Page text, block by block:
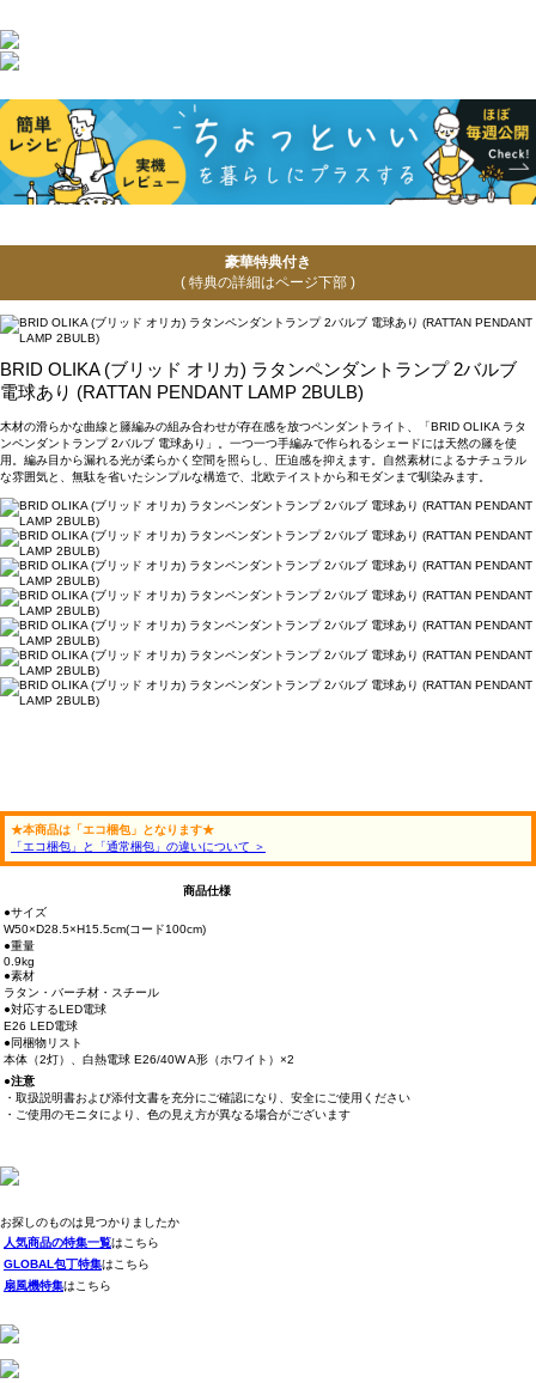
豪華特典付き
( 特典の詳細はページ下部 )
BRID OLIKA (ブリッド オリカ) ラタンペンダントランプ 2バルブ
電球あり (RATTAN PENDANT LAMP 2BULB)
木材の滑らかな曲線と籐編みの組み合わせが存在感を放つペンダントライト、「BRID OLIKA ラタ
ンペンダントランプ 2バルブ 電球あり」。一つ一つ手編みで作られるシェードには天然の籐を使
用。編み目から漏れる光が柔らかく空間を照らし、圧迫感を抑えます。自然素材によるナチュラル
な雰囲気と、無駄を省いたシンプルな構造で、北欧テイストから和モダンまで馴染みます。
★本商品は「エコ梱包」となります★
「エコ梱包」と「通常梱包」の違いについて ＞
商品仕様
●サイズ
W50×D28.5×H15.5cm(コード100cm)
●重量
0.9kg
●素材
ラタン・バーチ材・スチール
●対応するLED電球
E26 LED電球
●同梱物リスト
本体（2灯）、白熱電球 E26/40W A形（ホワイト）×2
●注意
・取扱説明書および添付文書を充分にご確認になり、安全にご使用ください
・ご使用のモニタにより、色の見え方が異なる場合がございます
お探しのものは見つかりましたか
人気商品の特集一覧はこちら
GLOBAL包丁特集はこちら
扇風機特集はこちら